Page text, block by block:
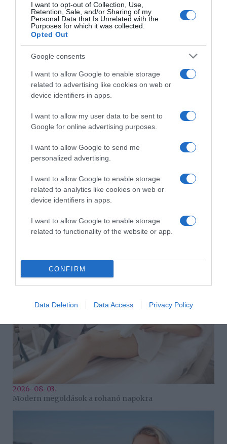
I want to opt-out of Collection, Use,
Retention, Sale, and/or Sharing of my
Personal Data that Is Unrelated with the
Purposes for which it was collected.
Opted Out
Google consents
I want to allow Google to enable storage
related to advertising like cookies on web or
device identifiers in apps.
I want to allow my user data to be sent to
Google for online advertising purposes.
I want to allow Google to send me
personalized advertising.
I want to allow Google to enable storage
related to analytics like cookies on web or
device identifiers in apps.
I want to allow Google to enable storage
related to functionality of the website or app.
CONFIRM
Data Deletion Data Access Privacy Policy
Címkék: film,mozi ,premier,Big Bang Media,Az a
hülye szív,előzetes
HASONLÓ BEJEGYZÉSEK
2026-08-07.
2026-08-03.
Modern megoldások a rohanó napokra